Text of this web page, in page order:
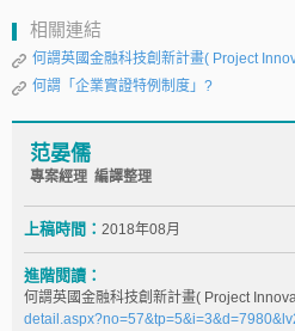
相關連結
何謂英國金融科技創新計畫( Project
何謂「企業實證特例制度」?
范晏儒
專案經理 編譯整理
上稿時間： 2018年08月
進階閱讀：
何謂英國金融科技創新計畫( Project